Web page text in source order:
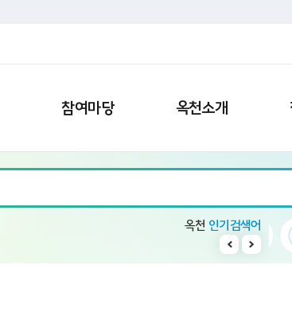
참여마당 옥천소개
옥천 인기검색어
2 일자리